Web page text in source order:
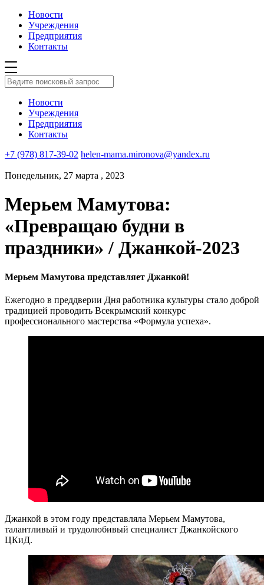
Новости
Учреждения
Предприятия
Контакты
Новости
Учреждения
Предприятия
Контакты
+7 (978) 817-39-02 helen-mama.mironova@yandex.ru
Понедельник, 27 марта , 2023
Мерьем Мамутова:
«Превращаю будни в
праздники» / Джанкой-2023
Мерьем Мамутова представляет Джанкой!
Ежегодно в преддверии Дня работника культуры стало доброй
традицией проводить Всекрымский конкурс
профессионального мастерства «Формула успеха».
Джанкой в этом году представляла Мерьем Мамутова,
талантливый и трудолюбивый специалист Джанкойского
ЦКиД.